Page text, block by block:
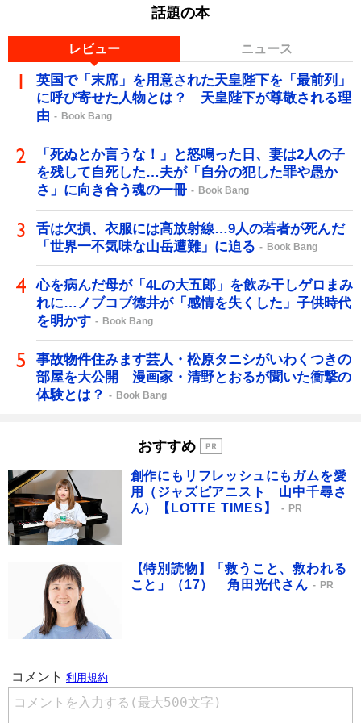
話題の本
レビュー ニュース
英国で「末席」を用意された天皇陛下を「最前列」
に呼び寄せた人物とは？ 天皇陛下が尊敬される理
由
Book Bang
「死ぬとか言うな！」と怒鳴った日、妻は2人の子
を残して自死した…夫が「自分の犯した罪や愚か
さ」に向き合う魂の一冊
Book Bang
舌は欠損、衣服には高放射線…9人の若者が死んだ
「世界一不気味な山岳遭難」に迫る
Book Bang
心を病んだ母が「4Lの大五郎」を飲み干しゲロまみ
れに…ノブコブ徳井が「感情を失くした」子供時代
を明かす
Book Bang
事故物件住みます芸人・松原タニシがいわくつきの
部屋を大公開 漫画家・清野とおるが聞いた衝撃の
体験とは？
Book Bang
おすすめ
創作にもリフレッシュにもガムを愛
用（ジャズピアニスト 山中千尋さ
ん）【LOTTE TIMES】
PR
【特別読物】「救うこと、救われる
こと」（17） 角田光代さん
PR